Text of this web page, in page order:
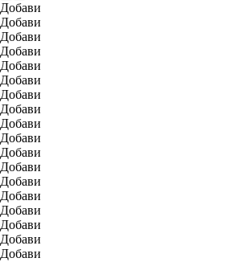
Добави
Добави
Добави
Добави
Добави
Добави
Добави
Добави
Добави
Добави
Добави
Добави
Добави
Добави
Добави
Добави
Добави
Добави